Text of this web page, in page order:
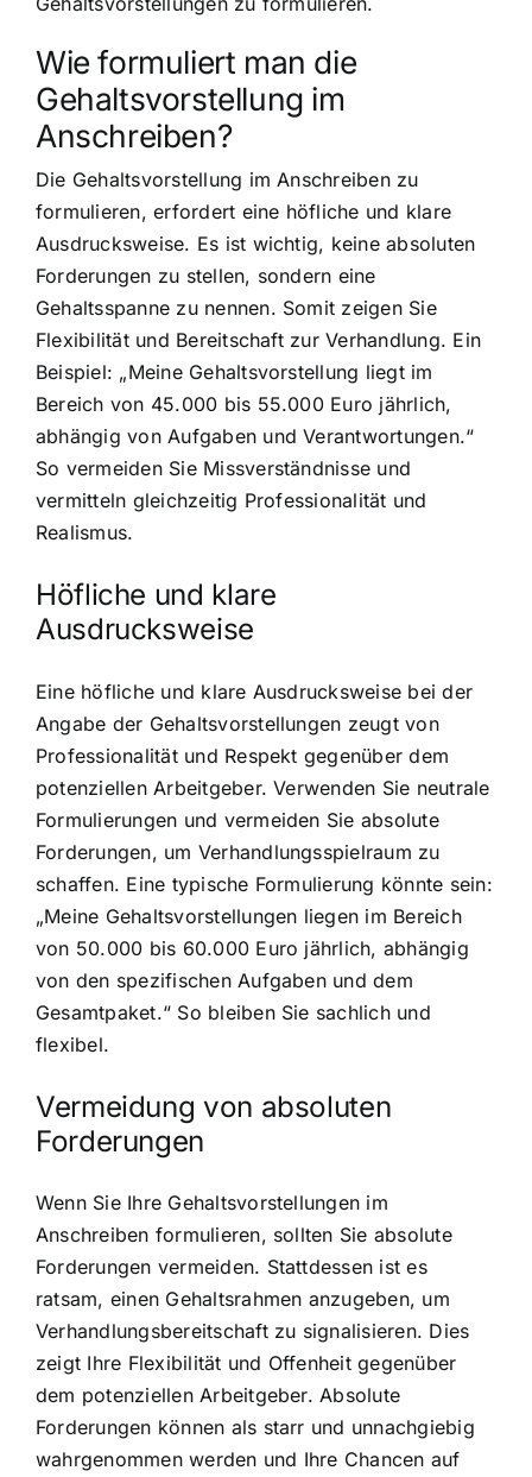
Wie formuliert man die
Gehaltsvorstellung im
Anschreiben?
Die Gehaltsvorstellung im Anschreiben zu
formulieren, erfordert eine höfliche und klare
Ausdrucksweise. Es ist wichtig, keine absoluten
Forderungen zu stellen, sondern eine
Gehaltsspanne zu nennen. Somit zeigen Sie
Flexibilität und Bereitschaft zur Verhandlung. Ein
Beispiel: „Meine Gehaltsvorstellung liegt im
Bereich von 45.000 bis 55.000 Euro jährlich,
abhängig von Aufgaben und Verantwortungen.“
So vermeiden Sie Missverständnisse und
vermitteln gleichzeitig Professionalität und
Realismus.
Höfliche und klare
Ausdrucksweise
Eine höfliche und klare Ausdrucksweise bei der
Angabe der Gehaltsvorstellungen zeugt von
Professionalität und Respekt gegenüber dem
potenziellen Arbeitgeber. Verwenden Sie neutrale
Formulierungen und vermeiden Sie absolute
Forderungen, um Verhandlungsspielraum zu
schaffen. Eine typische Formulierung könnte sein:
„Meine Gehaltsvorstellungen liegen im Bereich
von 50.000 bis 60.000 Euro jährlich, abhängig
von den spezifischen Aufgaben und dem
Gesamtpaket.“ So bleiben Sie sachlich und
flexibel.
Vermeidung von absoluten
Forderungen
Wenn Sie Ihre Gehaltsvorstellungen im
Anschreiben formulieren, sollten Sie absolute
Forderungen vermeiden. Stattdessen ist es
ratsam, einen Gehaltsrahmen anzugeben, um
Verhandlungsbereitschaft zu signalisieren. Dies
zeigt Ihre Flexibilität und Offenheit gegenüber
dem potenziellen Arbeitgeber. Absolute
Forderungen können als starr und unnachgiebig
wahrgenommen werden und Ihre Chancen auf